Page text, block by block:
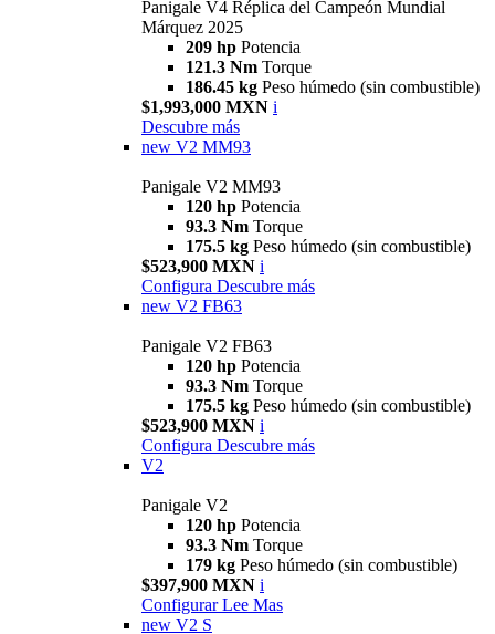
Panigale V4 Réplica del Campeón Mundial
Márquez 2025
209 hp Potencia
121.3 Nm Torque
186.45 kg Peso húmedo (sin combustible)
$1,993,000 MXN i
Descubre más
new V2 MM93
Panigale V2 MM93
120 hp Potencia
93.3 Nm Torque
175.5 kg Peso húmedo (sin combustible)
$523,900 MXN i
Configura Descubre más
new V2 FB63
Panigale V2 FB63
120 hp Potencia
93.3 Nm Torque
175.5 kg Peso húmedo (sin combustible)
$523,900 MXN i
Configura Descubre más
V2
Panigale V2
120 hp Potencia
93.3 Nm Torque
179 kg Peso húmedo (sin combustible)
$397,900 MXN i
Configurar Lee Mas
new V2 S